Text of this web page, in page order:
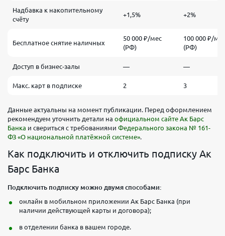
Надбавка к накопительному
счёту
+1,5% +2%
Бесплатное снятие наличных
50 000 ₽/мес
(РФ)
100 000 ₽/мес
(РФ)
Доступ в бизнес-залы — —
Макс. карт в подписке 2 3
Данные актуальны на момент публикации. Перед оформлением
рекомендуем уточнить детали на официальном сайте Ак Барс
Банка и свериться с требованиями Федерального закона № 161-
ФЗ «О национальной платёжной системе»
Как подключить и отключить подписку Ак
Барс Банка
Подключить подписку можно двумя способами:
онлайн в мобильном приложении Ак Барс Банка (при
наличии действующей карты и договора);
в отделении банка в вашем городе.